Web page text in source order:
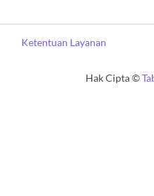
Ketentuan Layanan
Hak Cipta ©